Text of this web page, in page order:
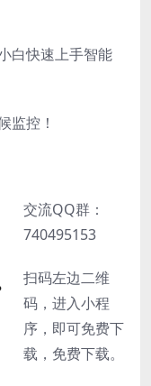
白快速上手智能
监控！
交流QQ群：
740495153
扫码左边二维
码，进入小程
序，即可免费下
载，免费下载。